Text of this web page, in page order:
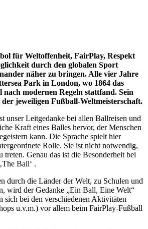
für Weltoffenheit, FairPlay, Respekt
durch den globalen Sport
näher zu bringen. Alle vier Jahre
Park in London, wo 1864 das
nach modernen Regeln stattfand. Sein
der jeweiligen Fußball-Weltmeisterschaft.
unser Leitgedanke bei allen Ballreisen und
Kraft eines Balles hervor, der Menschen
kann. Die Sprache spielt hier
Rolle. Sie ist nicht notwendig,
treten. Genau das ist die Besonderheit bei
Ball‘ .
durch die Länder der Welt, zu Schulen und
wird der Gedanke „Ein Ball, Eine Welt“
sich bei den verschiedenen Aktivitäten
u.v.m.) vor allem beim FairPlay-Fußball